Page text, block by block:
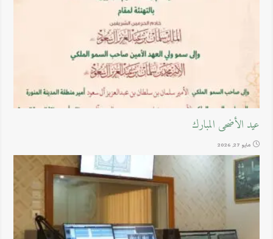
عيد الأضحى المبارك
مايو 27, 2026